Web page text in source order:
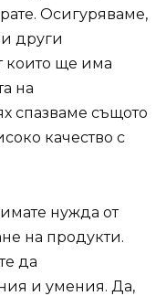
Осигуряваме,
други
които ще има
на
спазваме същото
качество с
нужда от
на продукти.
да
и умения. Да,